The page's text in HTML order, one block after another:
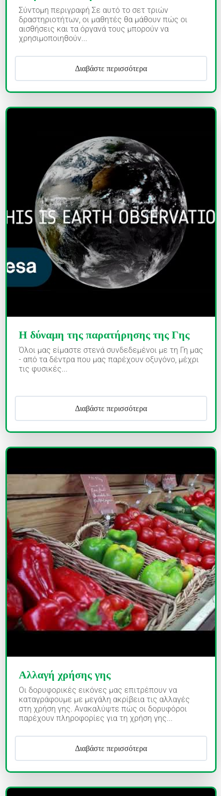
Σύντομη περιγραφή Σε αυτό το σετ τριών
δραστηριοτήτων, οι μαθητές θα μάθουν πώς οι
αισθήσεις και τα όργανά τους μπορούν να
χρησιμοποιηθούν...
Διαβάστε περισσότερα
Η δύναμη της παρατήρησης της Γης
Όλοι μας είμαστε στενά συνδεδεμένοι με τη Γη μας
- από τα δέντρα που μας παρέχουν οξυγόνο, μέχρι
τις φυσικές...
Διαβάστε περισσότερα
Αλλαγή χρήσης γης
Οι δορυφορικές εικόνες μας επιτρέπουν να
καταγράφουμε με μεγάλη ακρίβεια τις αλλαγές
στη χρήση γης. Ανακαλύψτε πώς οι δορυφόροι
παρέχουν πληροφορίες για τη χρήση γης...
Διαβάστε περισσότερα